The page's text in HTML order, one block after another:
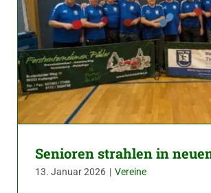
Senioren strahlen in
13. Januar 2026 | Vereine